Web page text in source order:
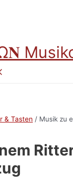
& Tasten / Musik zu